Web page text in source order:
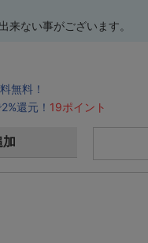
来ない事がございます。
無料！
還元！ 19ポイント